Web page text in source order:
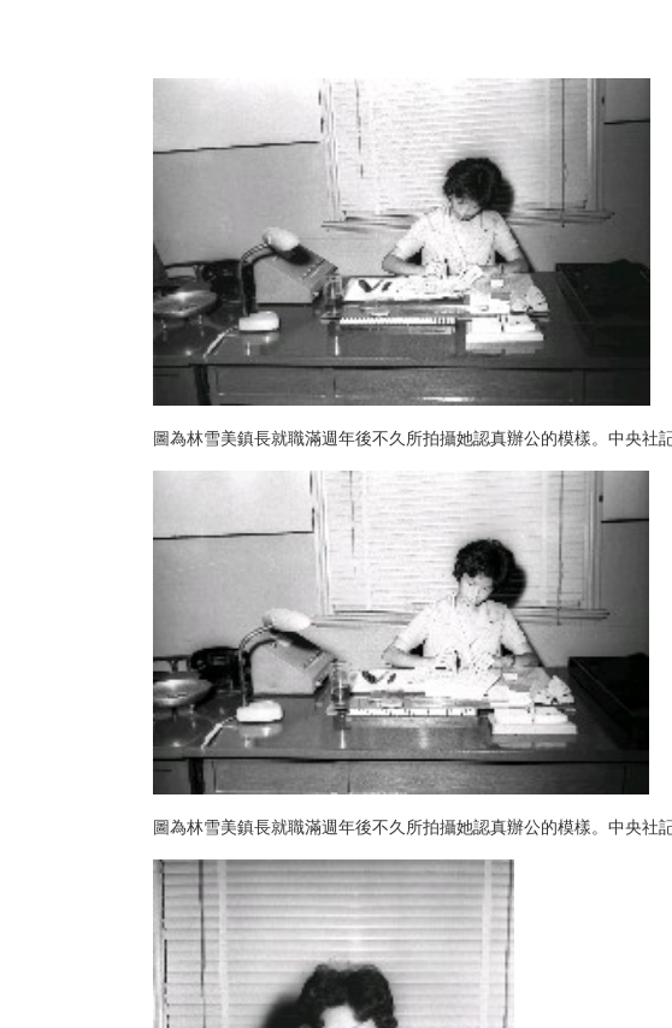
圖為林雪美鎮長就職滿週年後不久所拍攝她認真辦公的模樣。中央社
圖為林雪美鎮長就職滿週年後不久所拍攝她認真辦公的模樣。中央社